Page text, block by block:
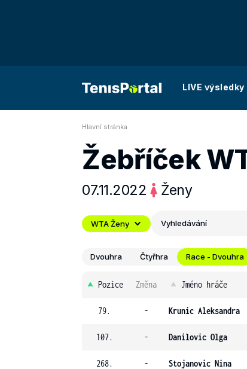
LIVE výsledky
Hlavní stránka
Žebříček
07.11.2022 Ženy
WTA Ženy Vyhledávání
Dvouhra Čtyřhra Race - Dvouhra
Pozice Změna Jméno hráče
79. - Krunic Aleksandra
107. - Danilovic Olga
268. - Stojanovic Nina